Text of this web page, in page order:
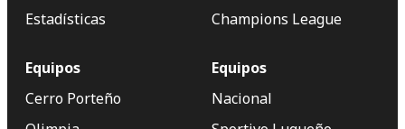
Estadísticas
Champions League
Equipos
Cerro Porteño
Equipos
Nacional